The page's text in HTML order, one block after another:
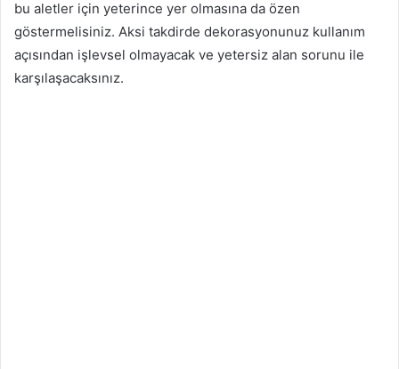
bu aletler için yeterince yer olmasına da özen
göstermelisiniz. Aksi takdirde dekorasyonunuz kullanım
açısından işlevsel olmayacak ve yetersiz alan sorunu ile
karşılaşacaksınız.